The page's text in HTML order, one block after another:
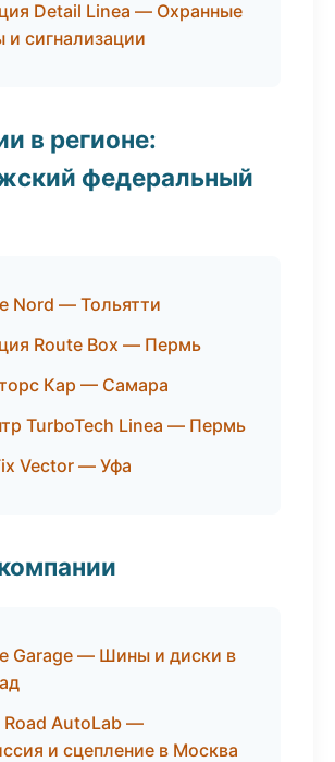
Detail Linea — Охранные
и сигнализации
в регионе:
федеральный
Nord — Тольятти
Route Box — Пермь
Кар — Самара
TurboTech Linea — Пермь
Vector — Уфа
Garage — Шины и диски в
Road AutoLab —
и сцепление в Москва